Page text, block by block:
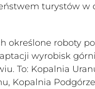
turystów w
określone roboty
wyrobisk
To: Kopalnia
Kopalnia